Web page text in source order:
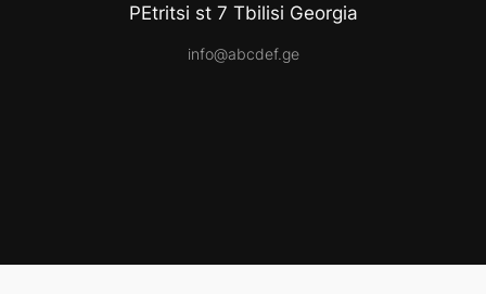
PEtritsi st 7 Tbilisi Georgia
info@abcdef.ge